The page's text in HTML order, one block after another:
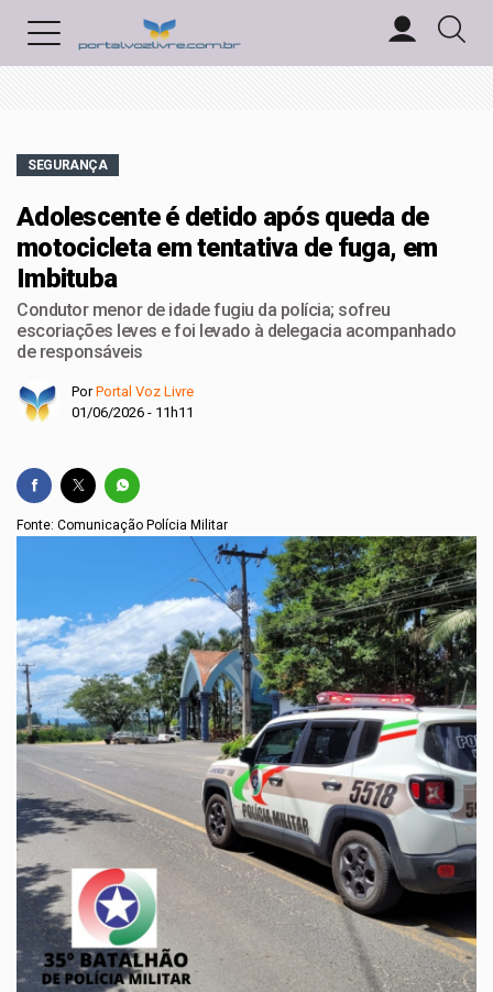
SEGURANÇA
Adolescente é detido após queda de
motocicleta em tentativa de fuga, em
Imbituba
Condutor menor de idade fugiu da polícia; sofreu
escoriações leves e foi levado à delegacia acompanhado
de responsáveis
PorPortal Voz Livre
01/06/2026 - 11h11
Fonte: Comunicação Polícia Militar